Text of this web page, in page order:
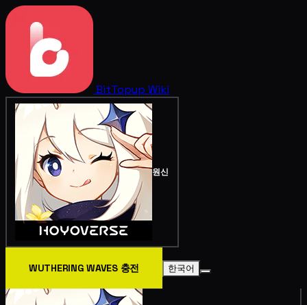
BitTopup Wiki
원신
WUTHERING WAVES 충전 한국어